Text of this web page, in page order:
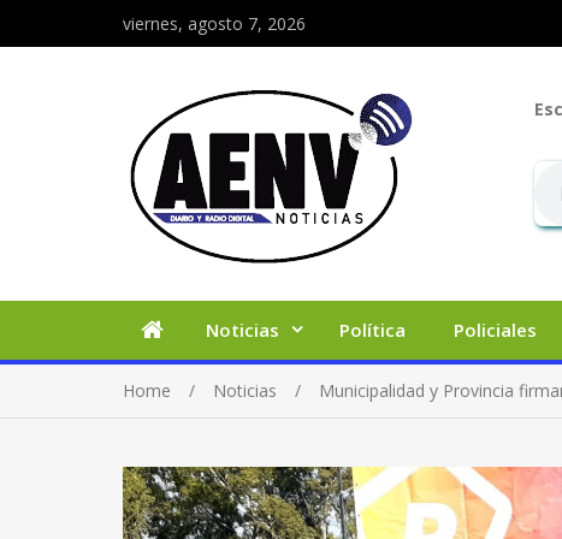
viernes, agosto 7, 2026
Noticias Política Policiales
Home Noticias Municipalidad y Provincia